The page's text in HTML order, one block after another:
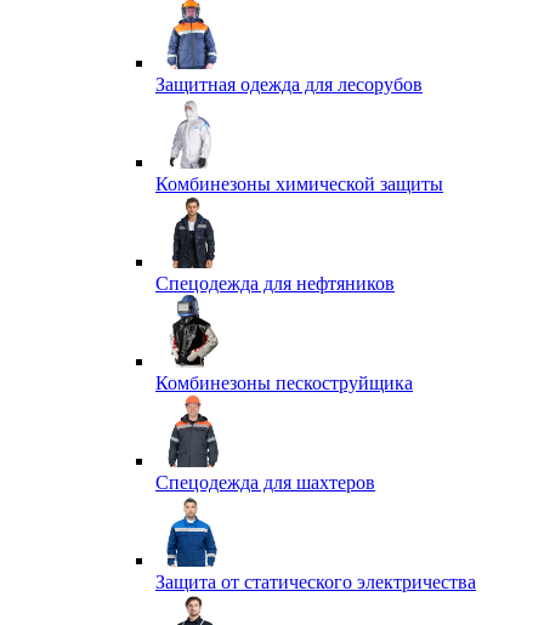
Защитная одежда для лесорубов
Комбинезоны химической защиты
Спецодежда для нефтяников
Комбинезоны пескоструйщика
Спецодежда для шахтеров
Защита от статического электричества